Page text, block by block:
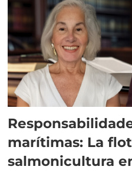
marítimas: La
salmonicultura